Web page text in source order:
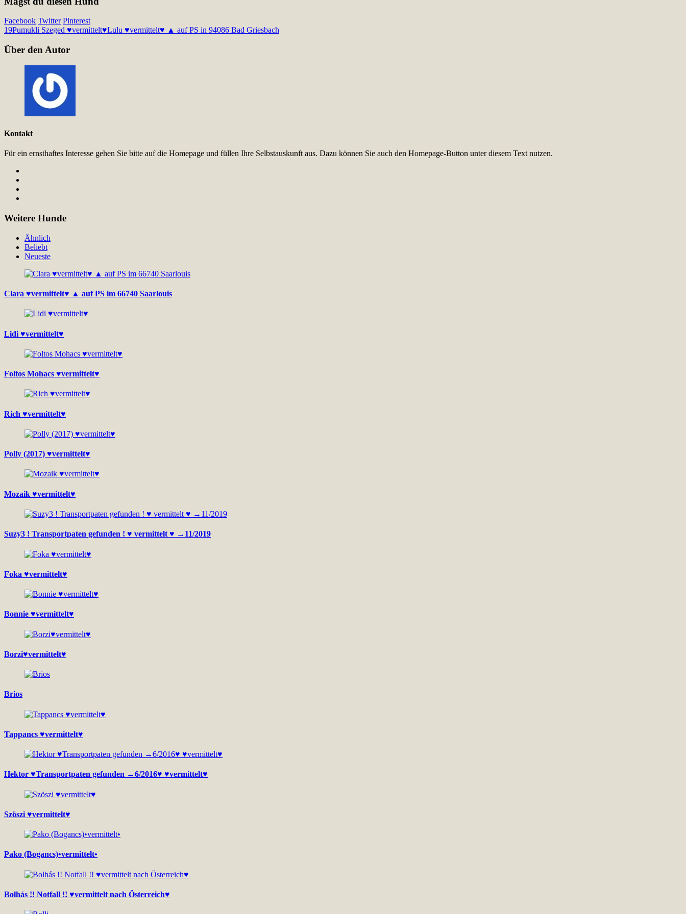
Facebook Twitter Pinterest
19Pumukli Szeged ♥vermittelt♥Lulu ♥vermittelt♥ ▲ auf PS in 94086 Bad Griesbach
Über den Autor
Kontakt
Für ein ernsthaftes Interesse gehen Sie bitte auf die Homepage und füllen Ihre Selbstauskunft aus. Dazu können Sie auch den Homepage-Button unter diesem Text nutzen.
Weitere Hunde
Ähnlich
Beliebt
Neueste
Clara ♥vermittelt♥ ▲ auf PS im 66740 Saarlouis
Lidi ♥vermittelt♥
Foltos Mohacs ♥vermittelt♥
Rich ♥vermittelt♥
Polly (2017) ♥vermittelt♥
Mozaik ♥vermittelt♥
Suzy3 ! Transportpaten gefunden ! ♥ vermittelt ♥ →11/2019
Foka ♥vermittelt♥
Bonnie ♥vermittelt♥
Borzi♥vermittelt♥
Brios
Tappancs ♥vermittelt♥
Hektor ♥Transportpaten gefunden →6/2016♥ ♥vermittelt♥
Szöszi ♥vermittelt♥
Pako (Bogancs)•vermittelt•
Bolhás !! Notfall !! ♥vermittelt nach Österreich♥